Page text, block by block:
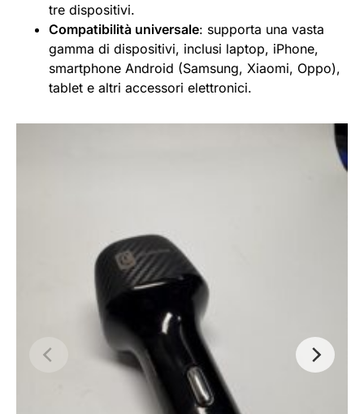
tre dispositivi.
Compatibilità universale: supporta una vasta
gamma di dispositivi, inclusi laptop, iPhone,
smartphone Android (Samsung, Xiaomi, Oppo),
tablet e altri accessori elettronici.